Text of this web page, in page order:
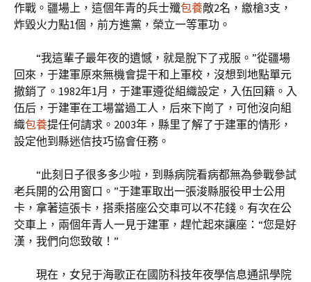
作戰。疆場上，這個年青的兵士殲包養敵2名，繳槍3支，
炸毀火力點1個，前方進黨，榮立一等軍功。
“我這輩子最年夜的遺憾，就是脫下了戎服。”從疆場
回來，于建軍原來無機會提干和上軍校，沒想到地點單元
撤銷了。1982年1月，于建軍遵從組織設定，入伍回籍。入
伍后，于建軍在工場當過工人，后來下崗了，可他沒向組
織包養提任何請求。2003年，縣里了解了于建軍的情形，
設定他到縣迷信技巧協會任務。
“此刻日子很多多少啦，到縣病院看病都無為參戰參試
老兵開的公用窗口。”于建軍取出一張浚縣服役甲士公用
卡，拿著這張卡，搭乘搭座公交車可以不花錢。有次在公
交車上，兩個年青人一見于建軍，趕忙起來讓座：“您是好
漢，我們向您致敬！”
現在，女兒于海歌正在國防科技年夜學信息通訊學院